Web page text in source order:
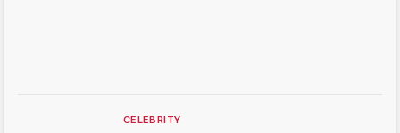
CELEBRITY